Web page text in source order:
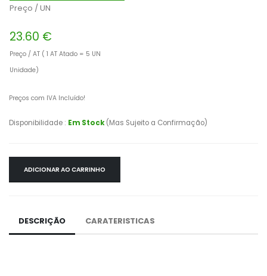
Preço / UN
23.60 €
Preço / AT ( 1 AT Atado = 5 UN
Unidade)
Preços com IVA Incluído!
Disponibilidade : Em Stock(Mas Sujeito a Confirmação)
ADICIONAR AO CARRINHO
DESCRIÇÃO CARATERISTICAS